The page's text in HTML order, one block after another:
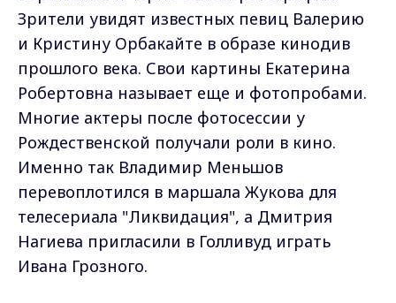
Зрители увидят известных певиц Валерию
и Кристину Орбакайте в образе кинодив
прошлого века. Свои картины Екатерина
Робертовна называет еще и фотопробами.
Многие актеры после фотосессии у
Рождественской получали роли в кино.
Именно так Владимир Меньшов
перевоплотился в маршала Жукова для
телесериала "Ликвидация", а Дмитрия
Нагиева пригласили в Голливуд играть
Ивана Грозного.